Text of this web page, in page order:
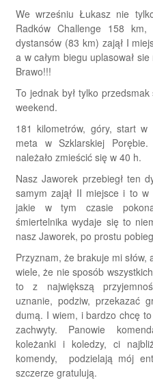
We wrześniu Łukasz nie
Radków Challenge 158
dystansów (83 km) zajął I
a w całym biegu uplasował
Brawo!!!
To jednak był tylko
weekend.
181 kilometrów, góry, start
meta w Szklarskiej
należało zmieścić się w 40 h.
Nasz Jaworek przebiegł ten
samym zajął II miejsce i to w
jakie w tym czasie
śmiertelnika wydaje się to
nasz Jaworek, po prostu
Przyznam, że brakuje mi
wiele, że nie sposób
to z największą
uznanie, podziw, przekazać
dumą. I wiem, i bardzo chcę
zachwyty. Panowie
koleżanki i koledzy, ci
komendy, podzielają mój
szczerze gratulują.